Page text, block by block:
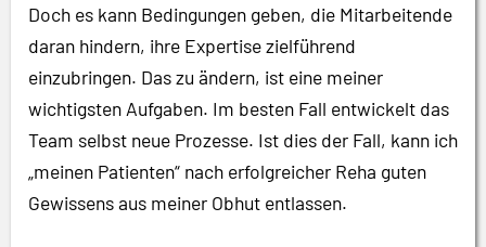
Doch es kann Bedingungen geben, die Mitarbeitende
daran hindern, ihre Expertise zielführend
einzubringen. Das zu ändern, ist eine meiner
wichtigsten Aufgaben. Im besten Fall entwickelt das
Team selbst neue Prozesse. Ist dies der Fall, kann ich
„meinen Patienten“ nach erfolgreicher Reha guten
Gewissens aus meiner Obhut entlassen.